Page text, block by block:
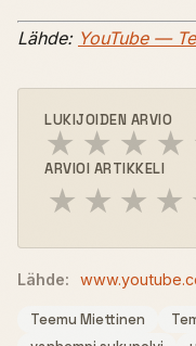
Lähde: YouTube —
LUKIJOIDEN ARVIO
★ ★ ★ ★
ARVIOI ARTIKKELI
★ ★ ★ ★
Lähde:
Teemu Miettinen